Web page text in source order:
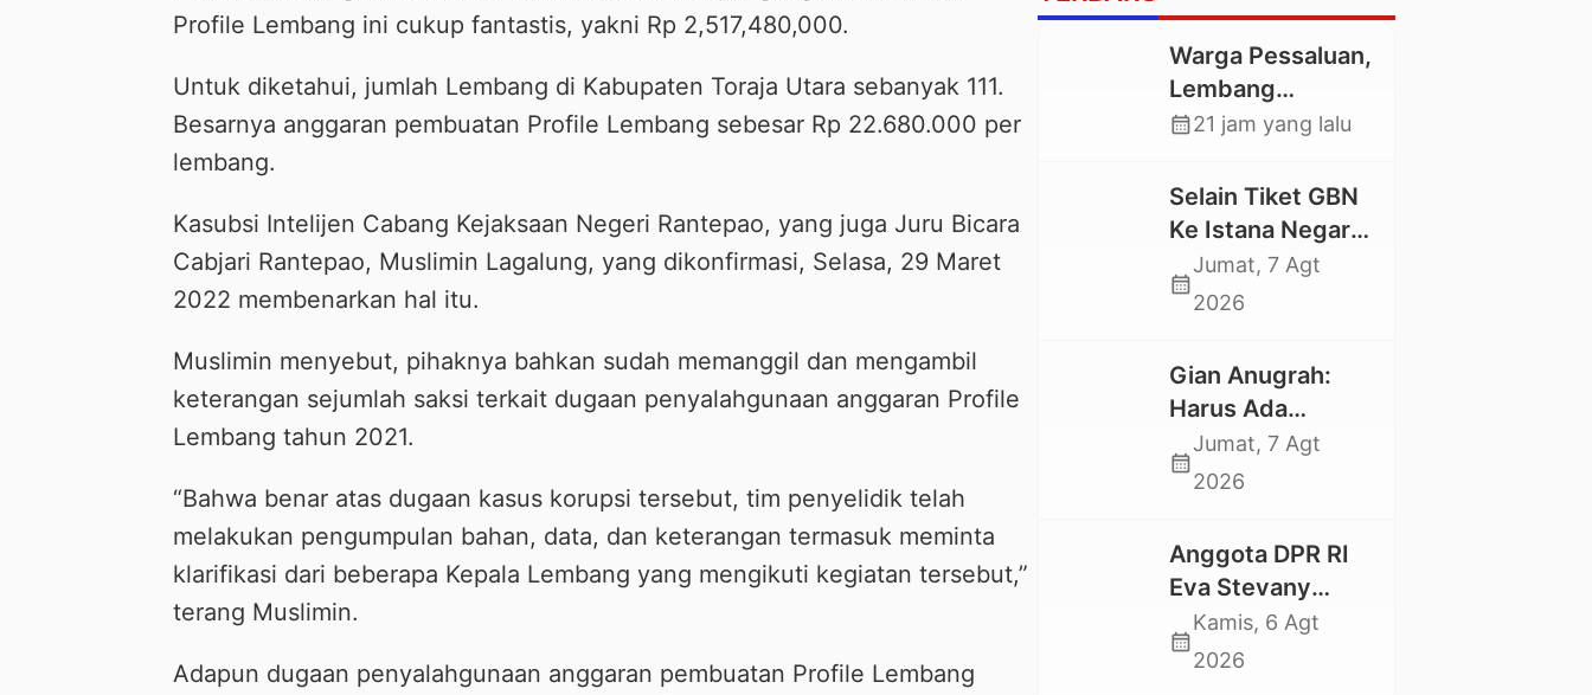
Profile Lembang ini cukup fantastis, yakni Rp 2,517,480,000.
Untuk diketahui, jumlah Lembang di Kabupaten Toraja Utara sebanyak 111.
Besarnya anggaran pembuatan Profile Lembang sebesar Rp 22.680.000 per
lembang.
Kasubsi Intelijen Cabang Kejaksaan Negeri Rantepao, yang juga Juru Bicara
Cabjari Rantepao, Muslimin Lagalung, yang dikonfirmasi, Selasa, 29 Maret
2022 membenarkan hal itu.
Muslimin menyebut, pihaknya bahkan sudah memanggil dan mengambil
keterangan sejumlah saksi terkait dugaan penyalahgunaan anggaran Profile
Lembang tahun 2021.
“Bahwa benar atas dugaan kasus korupsi tersebut, tim penyelidik telah
melakukan pengumpulan bahan, data, dan keterangan termasuk meminta
klarifikasi dari beberapa Kepala Lembang yang mengikuti kegiatan tersebut,”
terang Muslimin.
Adapun dugaan penyalahgunaan anggaran pembuatan Profile Lembang
Warga Pessaluan,
Lembang
Gandangbatu
Jalan Kabupaten
calendar_month21 jam yang lalu
Selain Tiket GBN
Ke Istana Negara,
Mahasiswa UKI
Toraja Oktavia
Pekan Seni
Mahasiswa
calendar_month
Jumat, 7 Agt
2026
Gian Anugrah:
Harus Ada
Kepastian Hukum
Hilangnya Stoner,
tidak Larut dalam
Trauma dan
Kesedihan
Berkepanjangan
calendar_month
Jumat, 7 Agt
2026
Anggota DPR RI
Eva Stevany
Rataba Salurkan
Bantuan Bagi
calendar_month
Kamis, 6 Agt
2026